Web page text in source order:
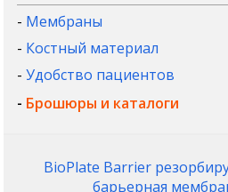
- Мембраны
- Костный материал
-Удобство пациентов
- Брошюры и каталоги
BioPlate Barrier
барьерная